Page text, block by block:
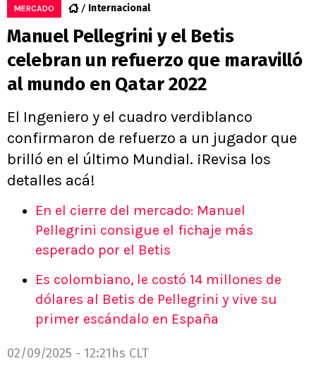
MERCADO Internacional
Manuel Pellegrini y el Betis
celebran un refuerzo que maravilló
al mundo en Qatar 2022
El Ingeniero y el cuadro verdiblanco
confirmaron de refuerzo a un jugador que
brilló en el último Mundial. ¡Revisa los
detalles acá!
En el cierre del mercado: Manuel
Pellegrini consigue el fichaje más
esperado por el Betis
Es colombiano, le costó 14 millones de
dólares al Betis de Pellegrini y vive su
primer escándalo en España
02/09/2025 - 12:21hs CLT